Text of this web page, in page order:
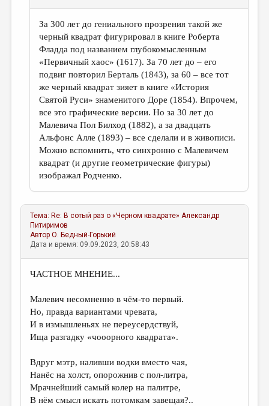
За 300 лет до гениального прозрения такой же
черный квадрат фигурировал в книге Роберта
Фладда под названием глубокомысленным
«Первичный хаос» (1617). За 70 лет до – его
подвиг повторил Берталь (1843), за 60 – все тот
же черный квадрат зияет в книге «История
Святой Руси» знаменитого Доре (1854). Впрочем,
все это графические версии. Но за 30 лет до
Малевича Пол Билход (1882), а за двадцать
Альфонс Алле (1893) – все сделали и в живописи.
Можно вспомнить, что синхронно с Малевичем
квадрат (и другие геометрические фигуры)
изображал Родченко.
Тема: Re: В сотый раз о «Черном квадрате» Александр
Питиримов
АвторО. Бедный-Горький
Дата и время: 09.09.2023, 20:58:43
ЧАСТНОЕ МНЕНИЕ...
Малевич несомненно в чём-то первый.
Но, правда вариантами чревата,
И в измышленьях не переусердствуй,
Ища разгадку «чооорного квадрата».
Вдруг мэтр, наливши водки вместо чая,
Нанёс на холст, опорожнив с пол-литра,
Мрачнейший самый колер на палитре,
В нём смысл искать потомкам завещая?..